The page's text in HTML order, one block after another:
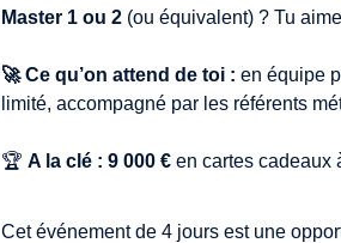
Master 1 ou 2 (ou équivalent) ? Tu
🚀 Ce qu’on attend de toi : en équipe
limité, accompagné par les référents
🏆 A la clé : 9 000 €en cartes cadeaux
Cet événement de 4 jours est une